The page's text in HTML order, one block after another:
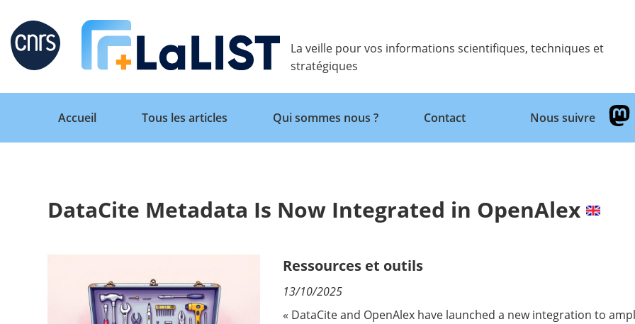
Retour
Accueil
Tous les articles
Qui sommes nous ?
La veille pour vos informations scientifiques, techniques et
stratégiques
Retour
Accueil
Tous les articles Qui sommes nous ? Contact Nous suivre
DataCite Metadata Is Now Integrated in OpenAlex
Ressources et outils
13/10/2025
« DataCite and OpenAlex have launched a new integration to